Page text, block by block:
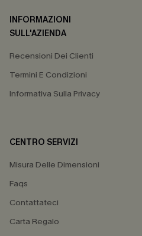
INFORMAZIONI
SULL'AZIENDA
Recensioni Dei Clienti
Termini E Condizioni
Informativa Sulla Privacy
CENTRO SERVIZI
Misura Delle Dimensioni
Faqs
Contattateci
Carta Regalo